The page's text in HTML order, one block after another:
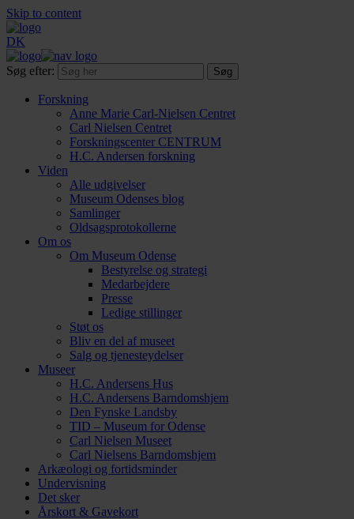
Skip to content
DK
Søg efter:
Forskning
Anne Marie Carl-Nielsen Centret
Carl Nielsen Centret
Forsknings­center CENTRUM
H.C. Andersen forskning
Viden
Alle udgivelser
Museum Odenses blog
Samlinger
Oldsagsprotokollerne
Om os
Om Museum Odense
Bestyrelse og strategi
Medarbejdere
Presse
Ledige stillinger
Støt os
Bliv en del af museet
Salg og tjenesteydelser
Museer
H.C. Andersens Hus
H.C. Andersens Barndomshjem
Den Fynske Landsby
TID – Museum for Odense
Carl Nielsen Museet
Carl Nielsens Barndomshjem
Arkæologi og fortidsminder
Undervisning
Det sker
Årskort & Gavekort